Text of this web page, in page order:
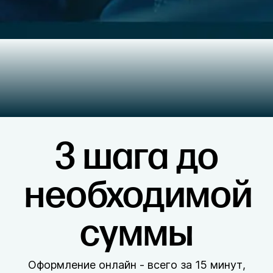
3 шага до
необходимой
суммы
Оформление онлайн - всего за 15 минут,